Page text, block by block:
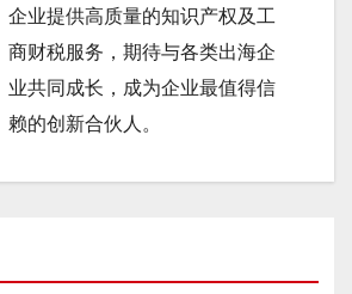
企业提供高质量的知识产权及工
商财税服务，期待与各类出海企
业共同成长，成为企业最值得信
赖的创新合伙人。